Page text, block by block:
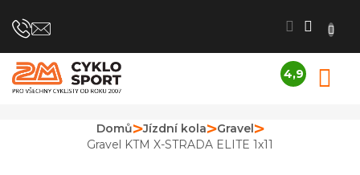
na
4,9
4,9
Domů Jízdní kola
Gravel
Gravel KTM X-STRADA ELITE 1x11